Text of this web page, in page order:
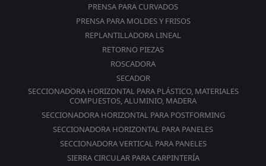
PRENSA PARA CURVADOS
PRENSA PARA MOLDES Y FRISOS
REPLANTILLADORA LINEAL
RETORNO PIEZAS
ROSCADORA
SECADOR
SECCIONADORA HORIZONTAL PARA PLÁSTICO, MATERIALES
COMPUESTOS, ALUMINIO, MADERA
SECCIONADORA HORIZONTAL PARA POSTFORMING
SECCIONADORA HORIZONTAL PARA PANELES
SECCIONADORA VERTICAL PARA PANELES
SIERRA CIRCULAR PARA CARPINTERÍA